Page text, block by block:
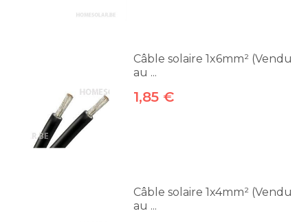
Câble solaire 1x6mm² (Vendu
au ...
1,85 €
Câble solaire 1x4mm² (Vendu
au ...